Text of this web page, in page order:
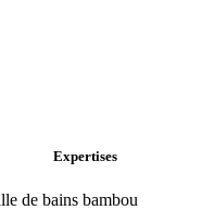
Expertises
de bains bambou